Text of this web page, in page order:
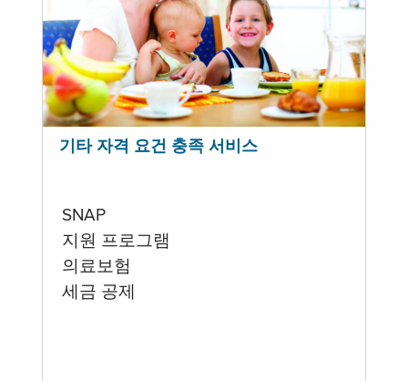
기타 자격 요건 충족 서비스
SNAP
지원 프로그램
의료보험
세금 공제